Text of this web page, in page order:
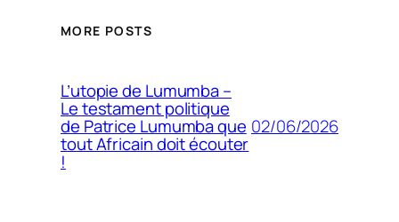
MORE POSTS
L’utopie de Lumumba –
Le testament politique
de Patrice Lumumba que
tout Africain doit écouter
!
02/06/2026